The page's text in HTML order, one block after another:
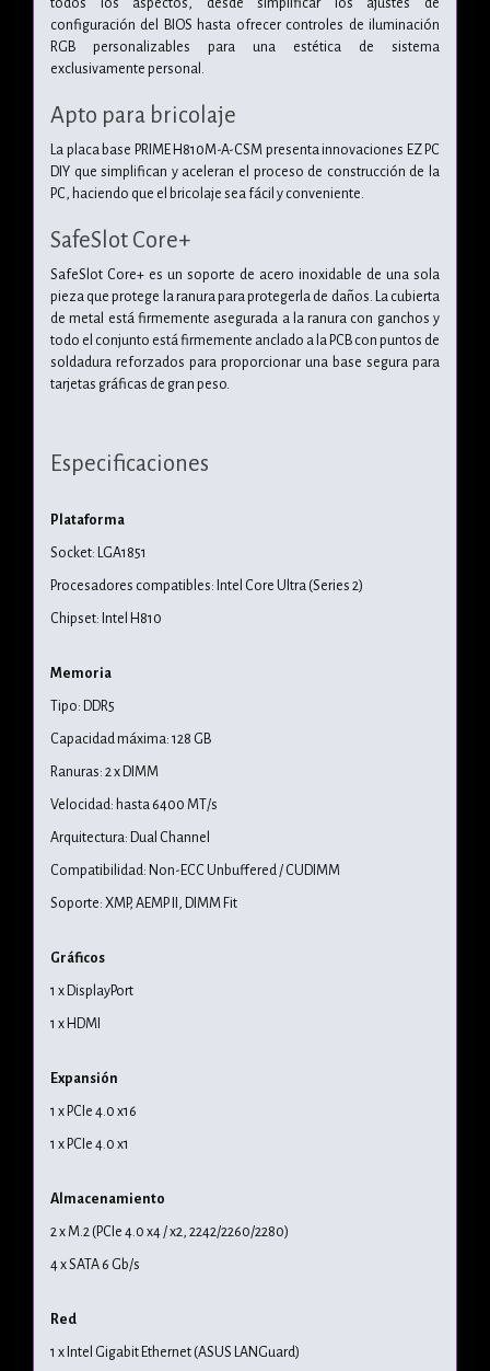
configuración del BIOS hasta ofrecer controles de iluminación
RGB personalizables para una estética de sistema
exclusivamente personal.
Apto para bricolaje
La placa base PRIME H810M-A-CSM presenta innovaciones EZ PC
DIY que simplifican y aceleran el proceso de construcción de la
PC, haciendo que el bricolaje sea fácil y conveniente.
SafeSlot Core+
SafeSlot Core+ es un soporte de acero inoxidable de una sola
pieza que protege la ranura para protegerla de daños. La cubierta
de metal está firmemente asegurada a la ranura con ganchos y
todo el conjunto está firmemente anclado a la PCB con puntos de
soldadura reforzados para proporcionar una base segura para
tarjetas gráficas de gran peso.
Especificaciones
Plataforma
Socket: LGA1851
Procesadores compatibles: Intel Core Ultra (Series 2)
Chipset: Intel H810
Memoria
Tipo: DDR5
Capacidad máxima: 128 GB
Ranuras: 2 x DIMM
Velocidad: hasta 6400 MT/s
Arquitectura: Dual Channel
Compatibilidad: Non-ECC Unbuffered / CUDIMM
Soporte: XMP, AEMP II, DIMM Fit
Gráficos
1 x DisplayPort
1 x HDMI
Expansión
1 x PCIe 4.0 x16
1 x PCIe 4.0 x1
Almacenamiento
2 x M.2 (PCIe 4.0 x4 / x2, 2242/2260/2280)
4 x SATA 6 Gb/s
Red
1 x Intel Gigabit Ethernet (ASUS LANGuard)